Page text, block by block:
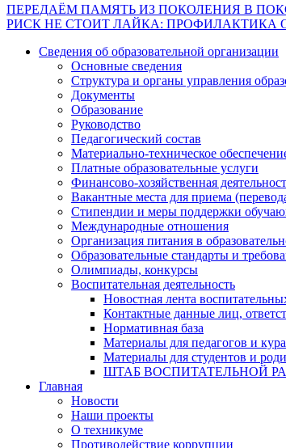
Навигация
по
записям
ПЕРЕДАЁМ ПАМЯТЬ ИЗ ПОКОЛЕНИЯ В
РИСК НЕ СТОИТ ЛАЙКА: ПРОФИЛАКТИКА
Сведения об образовательной организации
Основные сведения
Структура и органы управления
Документы
Образование
Руководство
Педагогический состав
Материально-техническое
Платные образовательные услуги
Финансово-хозяйственная
Вакантные места для приема
Стипендии и меры поддержки
Международные отношения
Организация питания в
Образовательные стандарты и
Олимпиады, конкурсы
Воспитательная деятельность
Новостная лента
Контактные данные лиц,
Нормативная база
Материалы для педагогов и
Материалы для студентов и
ШТАБ ВОСПИТАТЕЛЬНОЙ
Главная
Новости
Наши проекты
О техникуме
Противодействие коррупции